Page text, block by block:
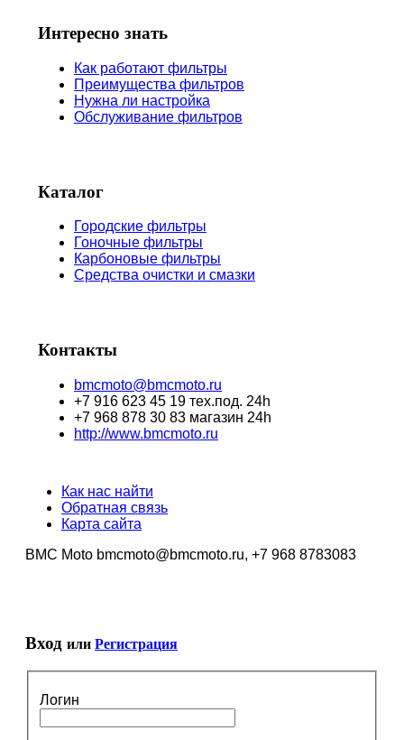
Интересно знать
Как работают фильтры
Преимущества фильтров
Нужна ли настройка
Обслуживание фильтров
Каталог
Городские фильтры
Гоночные фильтры
Карбоновые фильтры
Средства очистки и смазки
Контакты
bmcmoto@bmcmoto.ru
+7 916 623 45 19 тех.под. 24h
+7 968 878 30 83 магазин 24h
http://www.bmcmoto.ru
Как нас найти
Обратная связь
Карта сайта
BMC Moto bmcmoto@bmcmoto.ru, +7 968 8783083
Вход или Регистрация
Логин